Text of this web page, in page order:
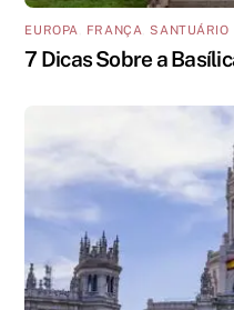
EUROPA FRANÇA SANTUÁRIO
7 Dicas Sobre a